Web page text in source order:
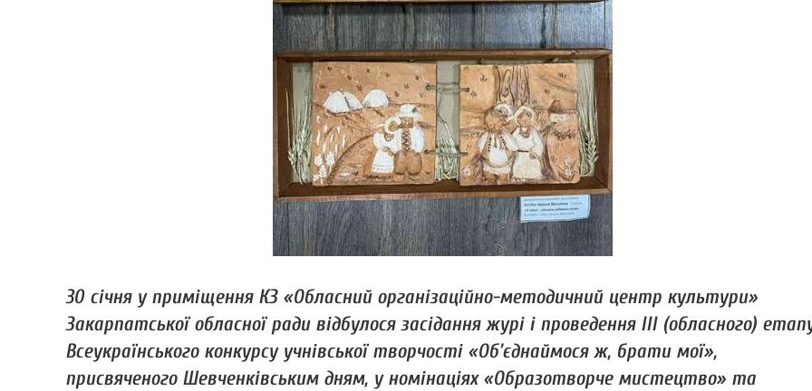
30 січня у приміщення КЗ «Обласний організаційно-методичний центр культури»
Закарпатської обласної ради відбулося засідання журі і проведення ІІІ (обласного)
Всеукраїнського конкурсу учнівської творчості «Об’єднаймося ж, брати мої»,
присвяченого Шевченківським дням, у номінаціях «Образотворче мистецтво» та